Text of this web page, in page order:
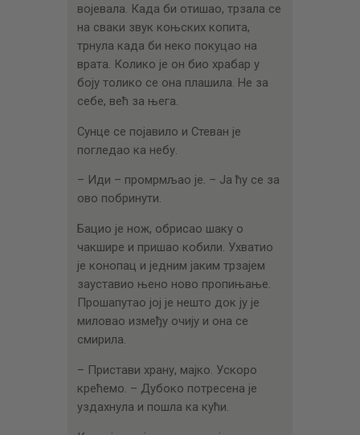
војевала. Када би отишао, трзала се
на сваки звук коњских копита,
трнула када би неко покуцао на
врата. Колико је он био храбар у
боју толико се она плашила. Не за
себе, већ за њега.
Сунце се појавило и Стеван је
погледао ка небу.
– Иди – промрмљао је. – Ја ћу се за
ово побринути.
Бацио је нож, обрисао шаку о
чакшире и пришао кобили. Ухватио
је конопац и једним јаким трзајем
зауставио њено ново пропињање.
Прошапутао јој је нешто док ју је
миловао између очију и она се
смирила.
– Пристави храну, мајко. Ускоро
крећемо. – Дубоко потресена је
уздахнула и пошла ка кући.